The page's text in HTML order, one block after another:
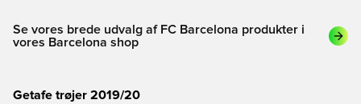
Se vores brede udvalg af FC Barcelona produkter i
vores Barcelona shop
Getafe trøjer 2019/20